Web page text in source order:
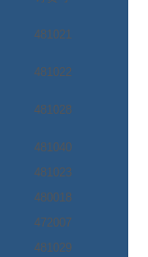
481021
481022
481028
481040
481023
480018
472007
481029